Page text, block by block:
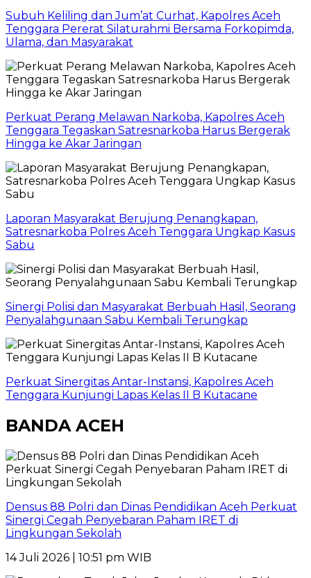
Subuh Keliling dan Jum’at Curhat, Kapolres Aceh
Tenggara Pererat Silaturahmi Bersama Forkopimda,
Ulama, dan Masyarakat
Perkuat Perang Melawan Narkoba, Kapolres Aceh
Tenggara Tegaskan Satresnarkoba Harus Bergerak
Hingga ke Akar Jaringan
Laporan Masyarakat Berujung Penangkapan,
Satresnarkoba Polres Aceh Tenggara Ungkap Kasus
Sabu
Sinergi Polisi dan Masyarakat Berbuah Hasil, Seorang
Penyalahgunaan Sabu Kembali Terungkap
Perkuat Sinergitas Antar-Instansi, Kapolres Aceh
Tenggara Kunjungi Lapas Kelas II B Kutacane
BANDA ACEH
Densus 88 Polri dan Dinas Pendidikan Aceh Perkuat
Sinergi Cegah Penyebaran Paham IRET di
Lingkungan Sekolah
14 Juli 2026 | 10:51 pm WIB